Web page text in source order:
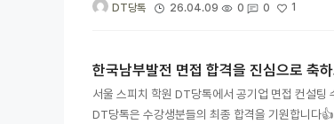
DT당톡 26.04.09 0 0 1
한국남부발전 면접 합격을 진심으로 축
서울 스피치 학원 DT당톡에서 공기업 면접 컨설
DT당톡은 수강생분들의 최종 합격을 기원합니다👍